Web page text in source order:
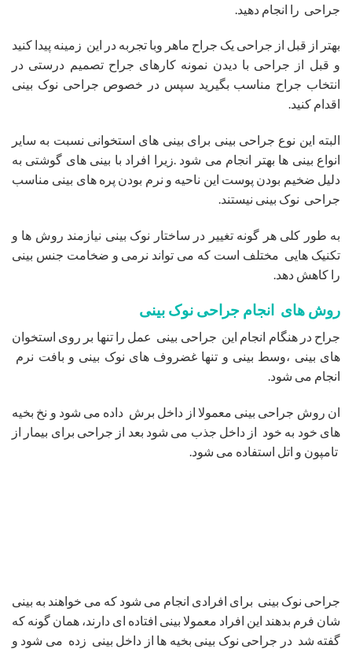
جراحی را انجام دهید.
بهتر از قبل از جراحی یک جراح ماهر وبا تجربه در این زمینه پیدا کنید
و قبل از جراحی با دیدن نمونه کارهای جراح تصمیم درستی در
انتخاب جراح مناسب بگیرید سپس در خصوص جراحی نوک بینی
اقدام کنید.
البته این نوع جراحی بینی برای بینی های استخوانی نسبت به سایر
انواع بینی ها بهتر انجام می شود .زیرا افراد با بینی های گوشتی به
دلیل ضخیم بودن پوست این ناحیه و نرم بودن پره های بینی مناسب
جراحی نوک بینی نیستند.
به طور کلی هر گونه تغییر در ساختار نوک بینی نیازمند روش ها و
تکنیک هایی مختلف است که می تواند نرمی و ضخامت جنس بینی
را کاهش دهد.
روش های انجام جراحی نوک بینی
جراح در هنگام انجام این جراحی بینی عمل را تنها بر روی استخوان
های بینی ،وسط بینی و تنها غضروف های نوک بینی و بافت نرم
انجام می شود.
ان روش جراحی بینی معمولا از داخل برش داده می شود و نخ بخیه
های خود به خود از داخل جذب می شود بعد از جراحی برای بیمار از
تامپون و اتل استفاده می شود.
جراحی نوک بینی برای افرادی انجام می شود که می خواهند به بینی
شان فرم بدهند این افراد معمولا بینی افتاده ای دارند، همان گونه که
گفته شد در جراحی نوک بینی بخیه ها از داخل بینی زده می شود و